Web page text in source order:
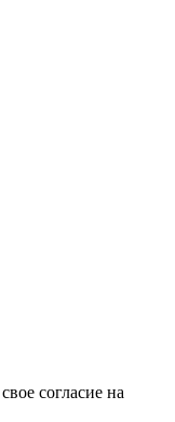
согласие на